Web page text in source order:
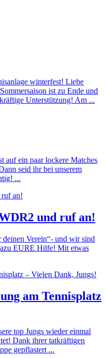
winterfest! Liebe
ist zu Ende und
Unterstützung! Am ...
auf ein paar lockere Matches
seid ihr bei unserem
...
und ruf an!
Verein“- und wir sind
EURE Hilfe! Mit etwas
am Tennisplatz
top Jungs wieder einmal
Dank ihrer tatkräftigen
gepflastert ...